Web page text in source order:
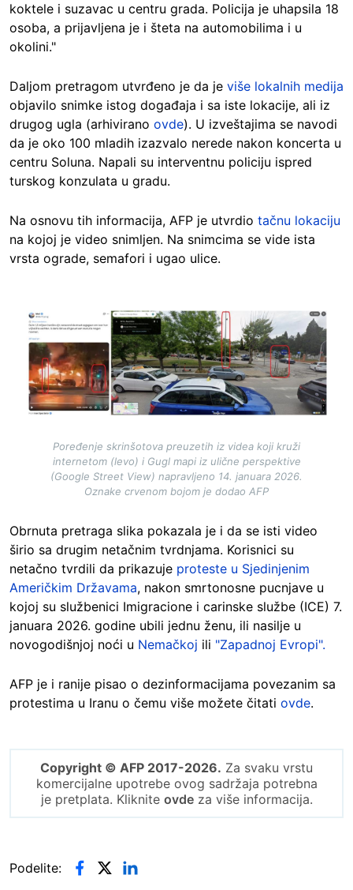
koktele i suzavac u centru grada. Policija je uhapsila 18
osoba, a prijavljena je i šteta na automobilima i u
okolini."
Daljom pretragom utvrđeno je da je više lokalnih medija
objavilo snimke istog događaja i sa iste lokacije, ali iz
drugog ugla (arhivirano ovde). U izveštajima se navodi
da je oko 100 mladih izazvalo nerede nakon koncerta u
centru Soluna. Napali su interventnu policiju ispred
turskog konzulata u gradu.
Na osnovu tih informacija, AFP je utvrdio tačnu lokaciju
na kojoj je video snimljen. Na snimcima se vide ista
vrsta ograde, semafori i ugao ulice.
Image
Poređenje skrinšotova preuzetih iz videa koji kruži
internetom (levo) i Gugl mapi iz ulične perspektive
(Google Street View) napravljeno 14. januara 2026.
Oznake crvenom bojom je dodao AFP
Obrnuta pretraga slika pokazala je i da se isti video
širio sa drugim netačnim tvrdnjama. Korisnici su
netačno tvrdili da prikazuje proteste u Sjedinjenim
Američkim Državama, nakon smrtonosne pucnjave u
kojoj su službenici Imigracione i carinske službe (ICE) 7.
januara 2026. godine ubili jednu ženu, ili nasilje u
novogodišnjoj noći u Nemačkoj ili "Zapadnoj Evropi".
AFP je i ranije pisao o dezinformacijama povezanim sa
protestima u Iranu o čemu više možete čitati ovde.
Copyright © AFP 2017-2026. Za svaku vrstu
komercijalne upotrebe ovog sadržaja potrebna
je pretplata. Kliknite ovdeza više informacija.
Podelite: